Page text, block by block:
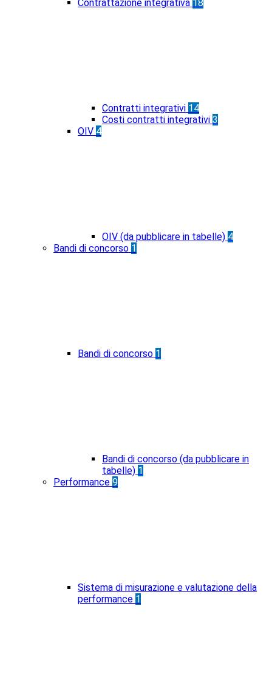
Contrattazione integrativa 18
Contratti integrativi 14
Costi contratti integrativi 3
OIV 4
OIV (da pubblicare in tabelle) 4
Bandi di concorso 1
Bandi di concorso 1
Bandi di concorso (da pubblicare in
tabelle) 1
Performance 9
Sistema di misurazione e valutazione della
performance 1